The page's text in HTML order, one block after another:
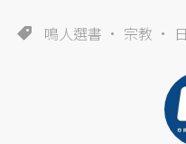
鳴人選書 宗教